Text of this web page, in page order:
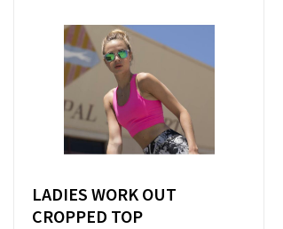
LADIES WORK OUT
CROPPED TOP